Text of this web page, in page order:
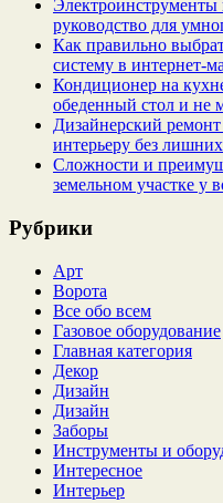
руководство для
Как правильно
систему в
Кондиционер на
обеденный стол и не
Дизайнерский
интерьеру без
Сложности и
земельном участке у
Рубрики
Арт
Ворота
Все обо всем
Газовое оборудование
Главная категория
Декор
Дизайн
Дизайн
Заборы
Инструменты и
Интересное
Интерьер